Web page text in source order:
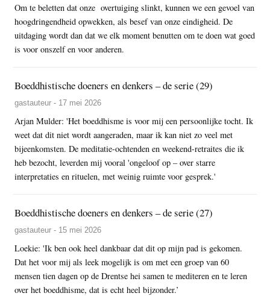
Om te beletten dat onze overtuiging slinkt, kunnen we een gevoel van
hoogdringendheid opwekken, als besef van onze eindigheid. De
uitdaging wordt dan dat we elk moment benutten om te doen wat goed
is voor onszelf en voor anderen.
Boeddhistische doeners en denkers – de serie (29)
gastauteur - 17 mei 2026
Arjan Mulder: 'Het boeddhisme is voor mij een persoonlijke tocht. Ik
weet dat dit niet wordt aangeraden, maar ik kan niet zo veel met
bijeenkomsten. De meditatie-ochtenden en weekend-retraites die ik
heb bezocht, leverden mij vooral 'ongeloof op – over starre
interpretaties en rituelen, met weinig ruimte voor gesprek.'
Boeddhistische doeners en denkers – de serie (27)
gastauteur - 15 mei 2026
Loekie: 'Ik ben ook heel dankbaar dat dit op mijn pad is gekomen.
Dat het voor mij als leek mogelijk is om met een groep van 60
mensen tien dagen op de Drentse hei samen te mediteren en te leren
over het boeddhisme, dat is echt heel bijzonder.’